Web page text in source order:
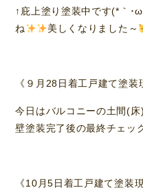
↑庇上塗り塗装中です(*｀･ω
ね
美しくなりました～
《９月28日着工戸建て塗装
今日はバルコニーの土間(
壁塗装完了後の最終チェッ
《10月5日着工戸建て塗装現